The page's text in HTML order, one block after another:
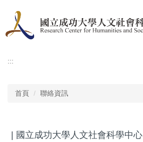
要
容
:::
首頁 聯絡資訊
| 國立成功大學人文社會科學中心